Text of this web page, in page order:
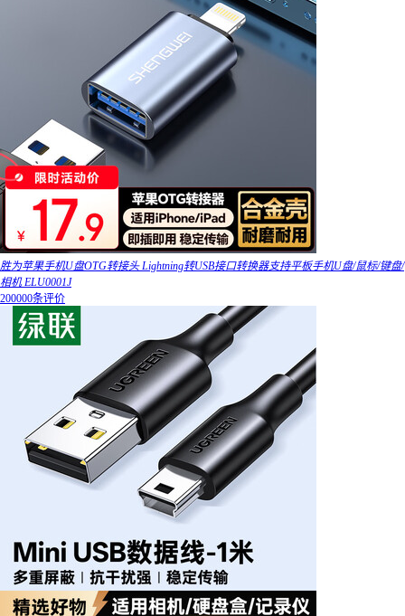
胜为苹果手机U盘OTG转接头 Lightning转USB接口转换器支持平板手机U盘/鼠标/键盘/
相机 ELU0001J
200000条评价